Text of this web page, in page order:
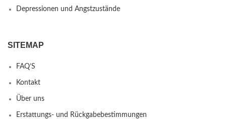
Depressionen und Angstzustände
SITEMAP
FAQ’S
Kontakt
Über uns
Erstattungs- und Rückgabebestimmungen